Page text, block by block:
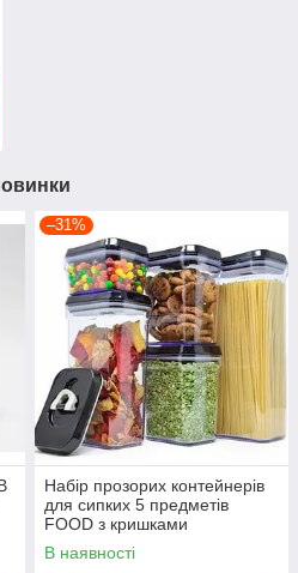
–31%
Набір прозорих контейнерів
для сипких 5 предметів
FOOD з кришками
В наявності